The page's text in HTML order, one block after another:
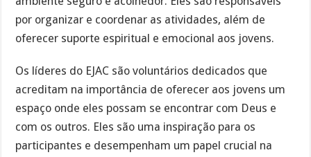
por organizar e coordenar as atividades, além de
oferecer suporte espiritual e emocional aos jovens.
Os líderes do EJAC são voluntários dedicados que
acreditam na importância de oferecer aos jovens um
espaço onde eles possam se encontrar com Deus e
com os outros. Eles são uma inspiração para os
participantes e desempenham um papel crucial na